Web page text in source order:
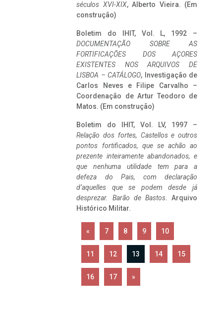
séculos XVI-XIX, Alberto Vieira. (Em
construção)
Boletim do IHIT, Vol. L, 1992 –
DOCUMENTAÇÃO SOBRE AS
FORTIFICAÇÕES DOS AÇORES
EXISTENTES NOS ARQUIVOS DE
LISBOA – CATÁLOGO, Investigação de
Carlos Neves e Filipe Carvalho –
Coordenação de Artur Teodoro de
Matos. (Em construção)
Boletim do IHIT, Vol. LV, 1997 –
Relação dos fortes, Castellos e outros
pontos fortificados, que se achão ao
prezente inteiramente abandonados, e
que nenhuma utilidade tem para a
defeza do Pais, com declaração
d’aquelles que se podem desde já
desprezar. Barão de Bastos. Arquivo
Histórico Militar.
« 7 8 9 10
11 12 13 14 15
16 17 »